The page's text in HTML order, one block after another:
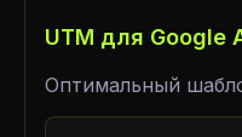
UTM для Google
Оптимальный